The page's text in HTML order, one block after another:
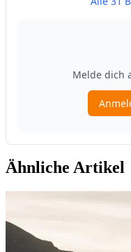
Ähnliche Artikel